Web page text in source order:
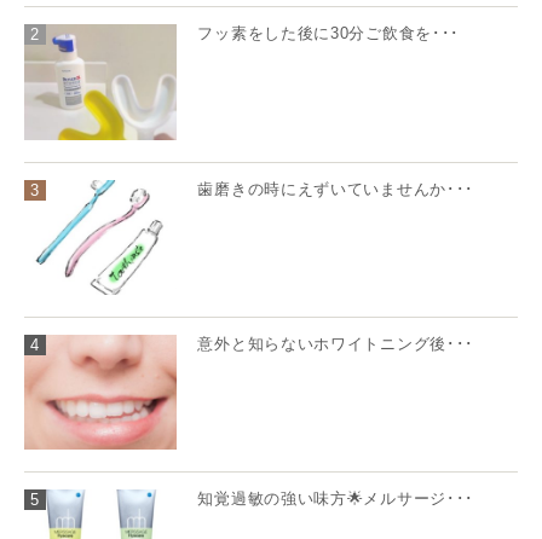
2 フッ素をした後に30分ご飲食を･･･
3 歯磨きの時にえずいていませんか･･･
4 意外と知らないホワイトニング後･･･
5 知覚過敏の強い味方🌟メルサージ･･･